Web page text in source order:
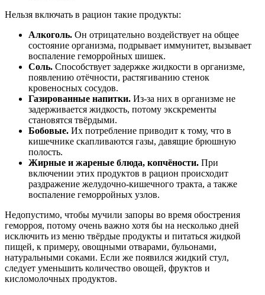
Нельзя включать в рацион такие продукты:
Алкоголь. Он отрицательно воздействует на общее
состояние организма, подрывает иммунитет, вызывает
воспаление геморройных шишек.
Соль. Способствует задержке жидкости в организме,
появлению отёчности, растягиванию стенок
кровеносных сосудов.
Газированные напитки. Из-за них в организме не
задерживается жидкость, потому экскременты
становятся твёрдыми.
Бобовые. Их потребление приводит к тому, что в
кишечнике скапливаются газы, давящие брюшную
полость.
Жирные и жареные блюда, копчёности. При
включении этих продуктов в рацион происходит
раздражение желудочно-кишечного тракта, а также
воспаление геморройных узлов.
Недопустимо, чтобы мучили запоры во время обострения
геморроя, потому очень важно хотя бы на несколько дней
исключить из меню твёрдые продукты и питаться жидкой
пищей, к примеру, овощными отварами, бульонами,
натуральными соками. Если же появился жидкий стул,
следует уменьшить количество овощей, фруктов и
кисломолочных продуктов.